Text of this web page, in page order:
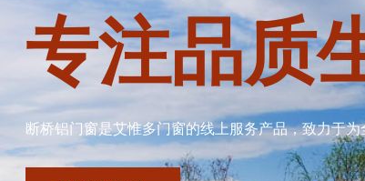
专注品质
断桥铝门窗是艾惟多门窗的线上服务产品，致力于